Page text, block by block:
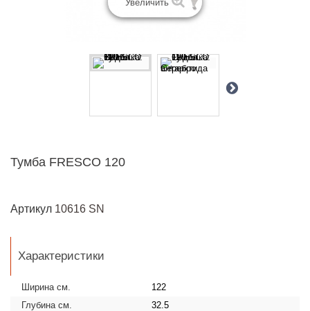
Увеличить
Тумба FRESCO 120
Артикул 10616 SN
Характеристики
Ширина см.
122
Глубина см.
32.5